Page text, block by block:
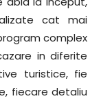
cat mai
complex
in diferite
turistice, fie
fiecare detaliu